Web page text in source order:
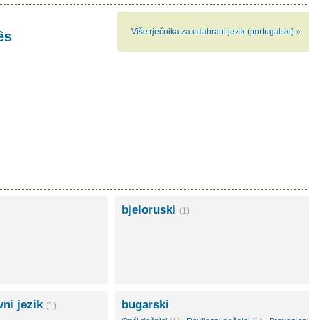
Više rječnika za odabrani jezik (portugalski) »
bjeloruski (1)
jezik (1) bugarski